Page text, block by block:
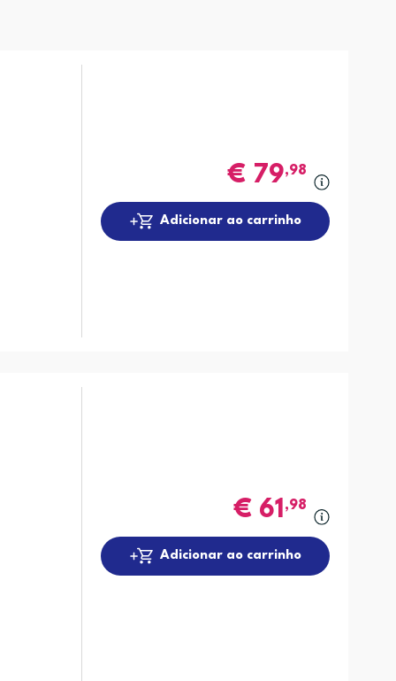
€ 79,98
Adicionar ao carrinho
€ 61 ,98
Adicionar ao carrinho